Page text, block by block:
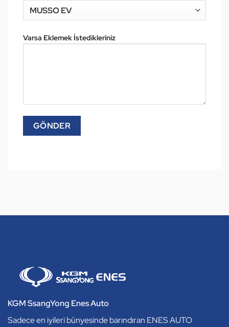
Varsa Eklemek İstedikleriniz
KGM SsangYong Enes Auto
Sadece en iyileri bünyesinde barındıran ENES AUTO